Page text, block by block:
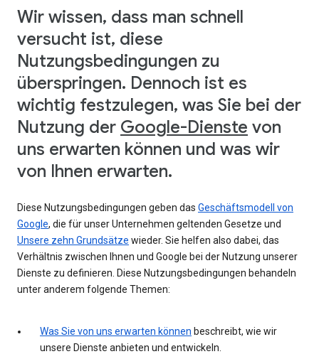
Wir wissen, dass man schnell
versucht ist, diese
Nutzungsbedingungen zu
überspringen. Dennoch ist es
wichtig festzulegen, was Sie bei der
Nutzung der Google-Dienste von
uns erwarten können und was wir
von Ihnen erwarten.
Diese Nutzungsbedingungen geben das Geschäftsmodell von
Google, die für unser Unternehmen geltenden Gesetze und
Unsere zehn Grundsätze wieder. Sie helfen also dabei, das
Verhältnis zwischen Ihnen und Google bei der Nutzung unserer
Dienste zu definieren. Diese Nutzungsbedingungen behandeln
unter anderem folgende Themen:
Was Sie von uns erwarten können beschreibt, wie wir
unsere Dienste anbieten und entwickeln.